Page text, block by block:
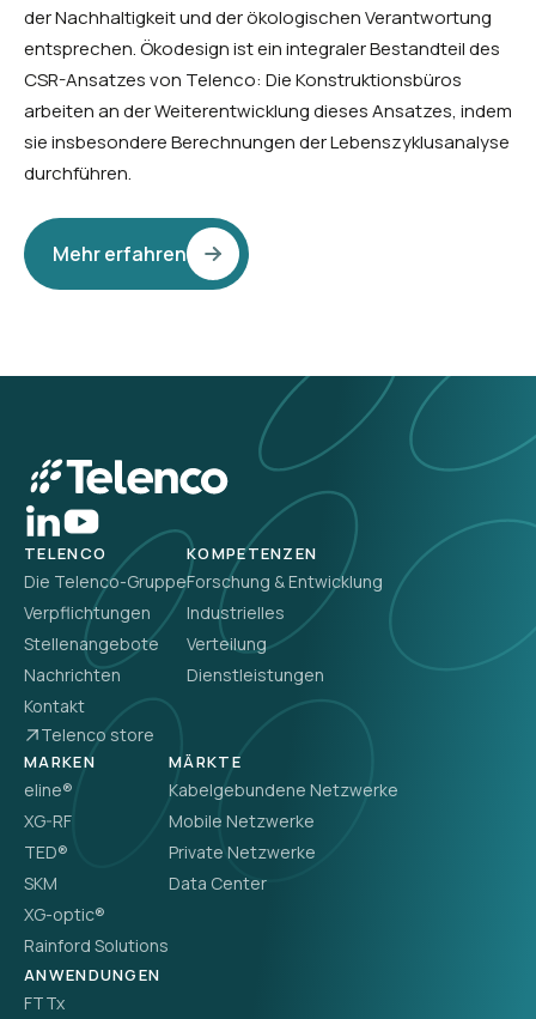
der Nachhaltigkeit und der ökologischen Verantwortung
entsprechen. Ökodesign ist ein integraler Bestandteil des
CSR-Ansatzes von Telenco: Die Konstruktionsbüros
arbeiten an der Weiterentwicklung dieses Ansatzes, indem
sie insbesondere Berechnungen der Lebenszyklusanalyse
durchführen.
Mehr erfahren
TELENCO
Die Telenco-Gruppe
Verpflichtungen
Stellenangebote
Nachrichten
Kontakt
Telenco store
KOMPETENZEN
Forschung & Entwicklung
Industrielles
Verteilung
Dienstleistungen
MARKEN
eline®
XG-RF
TED®
SKM
XG-optic®
Rainford Solutions
MÄRKTE
Kabelgebundene Netzwerke
Mobile Netzwerke
Private Netzwerke
Data Center
ANWENDUNGEN
FTTx